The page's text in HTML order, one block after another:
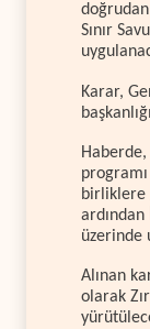
Sınır
Karar,
birliklere
üzerinde
Alınan
olarak